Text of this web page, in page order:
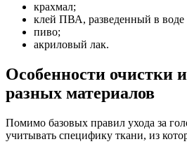
крахмал;
клей ПВА, разведенный в
пиво;
акриловый лак.
Особенности очистки
разных материалов
Помимо базовых правил ухода за
учитывать специфику ткани, из